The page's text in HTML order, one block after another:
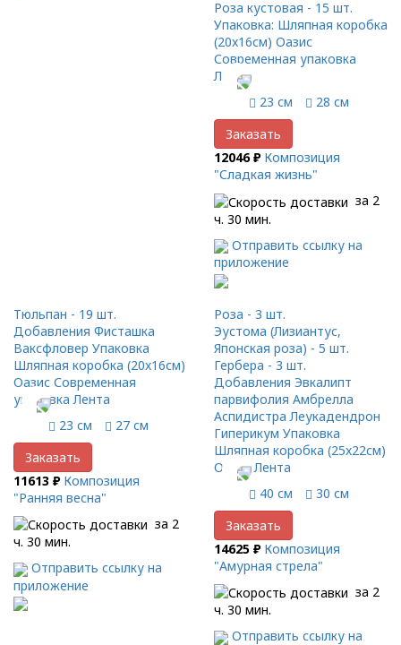
Роза кустовая - 15 шт.
Упаковка: Шляпная коробка
(20x16см) Оазис
Современная упаковка
Лента
23 см
28 см
Заказать
12046 ₽ Композиция
"Сладкая жизнь"
за 2
ч. 30 мин.
Отправить ссылку на
приложение
Тюльпан - 19 шт.
Добавления Фисташка
Ваксфловер Упаковка
Шляпная коробка (20x16см)
Оазис Современная
упаковка Лента
23 см
27 см
Заказать
11613 ₽ Композиция
"Ранняя весна"
за 2
ч. 30 мин.
Отправить ссылку на
приложение
Роза - 3 шт.
Эустома (Лизиантус,
Японская роза) - 5 шт.
Гербера - 3 шт.
Добавления Эвкалипт
парвифолия Амбрелла
Аспидистра Леукадендрон
Гиперикум Упаковка
Шляпная коробка (25x22см)
Оазис Лента
40 см
30 см
Заказать
14625 ₽ Композиция
"Амурная стрела"
за 2
ч. 30 мин.
Отправить ссылку на